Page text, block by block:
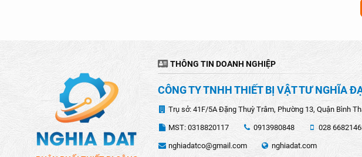
THÔNG TIN DOANH NGHIỆP
CÔNG TY TNHH THIẾT BỊ VẬT TƯ NGHĨA
Trụ sở: 41F/5A Đặng Thuỳ Trâm, Phường 13, Quận Bình
MST: 0318820117 0913980848 028
nghiadatco@gmail.com nghiadat.com